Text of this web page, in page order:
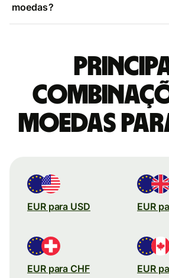
moedas?
moedas
EUR para USD EUR
EUR para CHF EUR